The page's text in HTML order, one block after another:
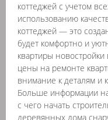
коттеджей с учетом
использованию
коттеджей — это
будет комфортно и
квартиры новостройки
цены на ремонте
внимание к деталям и
Больше информации
с чего начать
деревянных дома